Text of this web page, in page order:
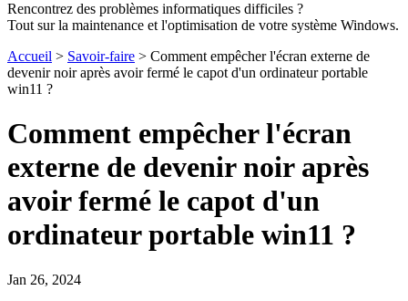
Rencontrez des problèmes informatiques difficiles ?
Tout sur la maintenance et l'optimisation de votre système Windows.
Accueil > Savoir-faire > Comment empêcher l'écran externe de
devenir noir après avoir fermé le capot d'un ordinateur portable
win11 ?
Comment empêcher l'écran
externe de devenir noir après
avoir fermé le capot d'un
ordinateur portable win11 ?
Jan 26, 2024